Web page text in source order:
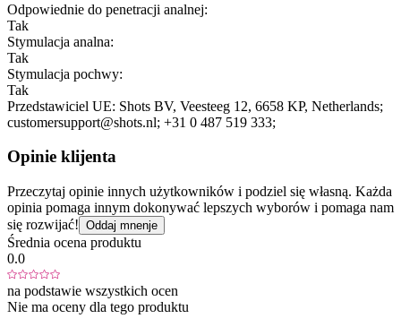
Odpowiednie do penetracji analnej:
Tak
Stymulacja analna:
Tak
Stymulacja pochwy:
Tak
Przedstawiciel UE: Shots BV, Veesteeg 12, 6658 KP, Netherlands;
customersupport@shots.nl; +31 0 487 519 333;
Opinie klijenta
Przeczytaj opinie innych użytkowników i podziel się własną. Każda
opinia pomaga innym dokonywać lepszych wyborów i pomaga nam
się rozwijać! Oddaj mnenje
Średnia ocena produktu
0.0
na podstawie wszystkich ocen
Nie ma oceny dla tego produktu